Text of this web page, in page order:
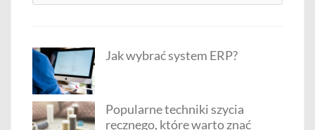
Jak wybrać system ERP?
Popularne techniki szycia
ręcznego, które warto znać